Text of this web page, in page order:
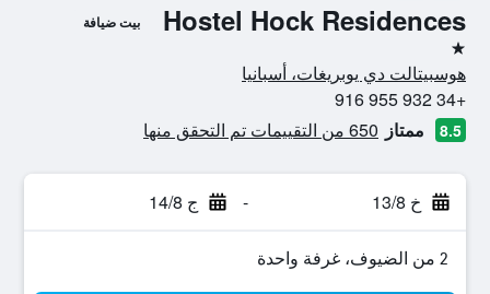
Hostel Hock Residences بيت ضيافة
نجمة واحدة
هوسبيتالت دي يوبريغات، أسبانيا
+34 932 955 916
8.5 ممتاز 650 من التقييمات تم التحقق منها
خ 13/8 - ج 14/8
2 من الضيوف، غرفة واحدة